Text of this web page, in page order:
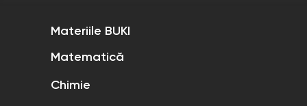
Materiile BUKI
Matematică
Chimie